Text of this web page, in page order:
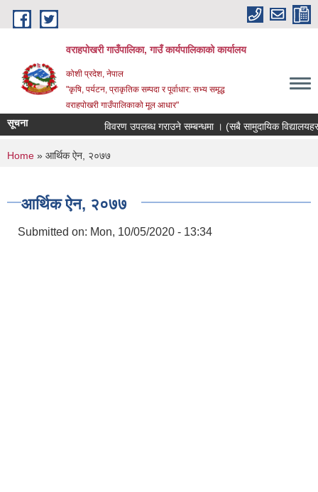
Skip to main content
वराहपोखरी गाउँपालिका, गाउँ कार्यपालिकाको कार्यालय
कोशी प्रदेश, नेपाल
"कृषि, पर्यटन, प्राकृतिक सम्पदा र पूर्वाधार: सभ्य समृद्ध
वराहपोखरी गाउँपालिकाको मूल आधार"
सूचना विवरण उपलब्ध गराउने सम्बन्धमा । (सबै सामुदायिक विद्यालयहरु)
You are here
Home » आर्थिक ऐन, २०७७
आर्थिक ऐन, २०७७
Submitted on: Mon, 10/05/2020 - 13:34